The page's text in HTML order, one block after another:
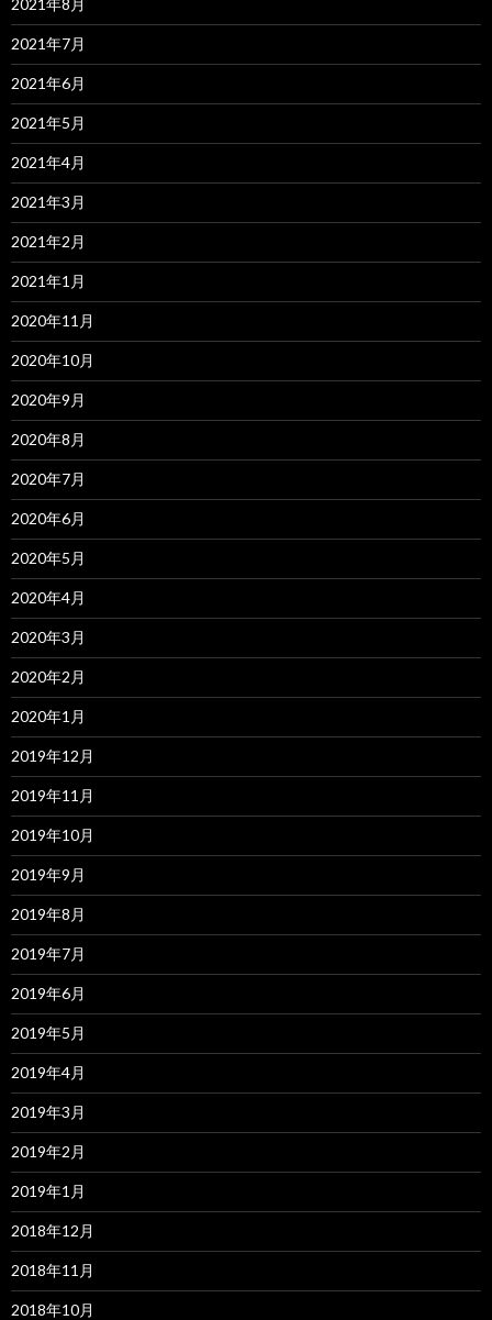
2021年8月
2021年7月
2021年6月
2021年5月
2021年4月
2021年3月
2021年2月
2021年1月
2020年11月
2020年10月
2020年9月
2020年8月
2020年7月
2020年6月
2020年5月
2020年4月
2020年3月
2020年2月
2020年1月
2019年12月
2019年11月
2019年10月
2019年9月
2019年8月
2019年7月
2019年6月
2019年5月
2019年4月
2019年3月
2019年2月
2019年1月
2018年12月
2018年11月
2018年10月